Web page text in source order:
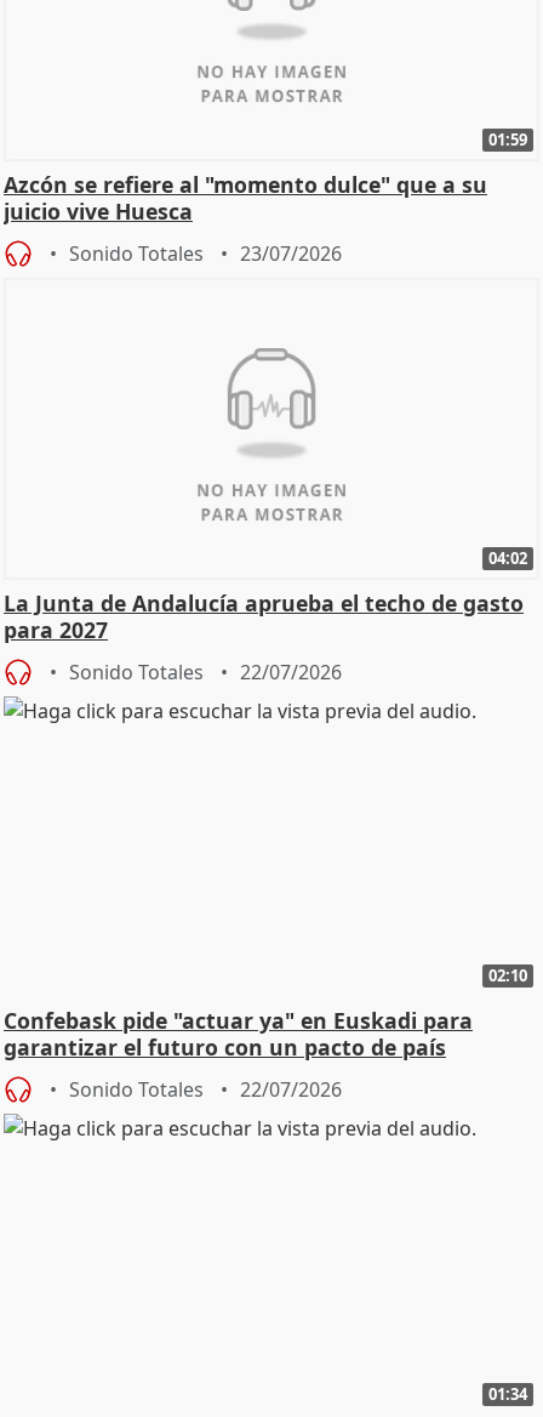
01:59
Azcón se refiere al "momento dulce" que a su
juicio vive Huesca
Sonido Totales 23/07/2026
04:02
La Junta de Andalucía aprueba el techo de gasto
para 2027
Sonido Totales 22/07/2026
02:10
Confebask pide "actuar ya" en Euskadi para
garantizar el futuro con un pacto de país
Sonido Totales 22/07/2026
01:34